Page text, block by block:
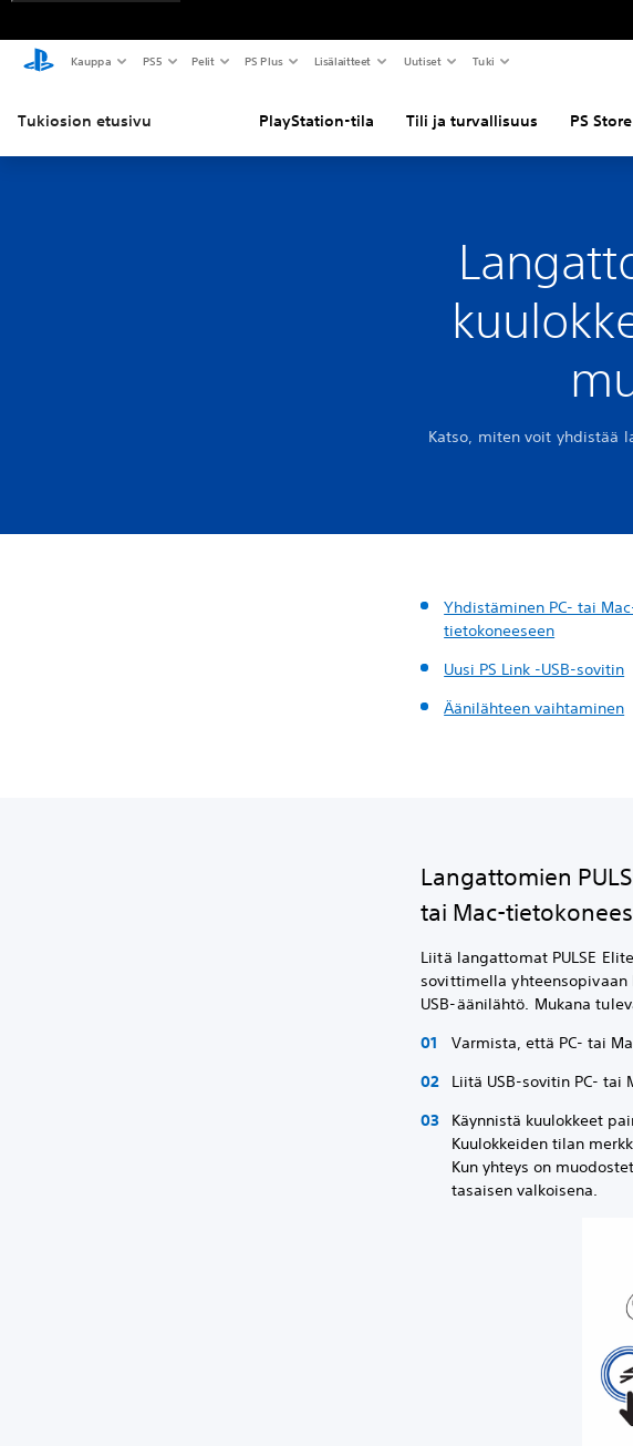
Kauppa PS5 Pelit PS Plus Lisälaitteet Uutiset Tuki
Tukiosion etusivu PlayStation-tila Tili ja turvallisuus PS
Katso, miten voit yhdistää
Yhdistäminen PC- tai
tietokoneeseen
Uusi PS Link -USB-sovitin
Äänilähteen vaihtaminen
Langattomien
tai Mac-
Liitä langattomat PULSE
sovittimella yhteensopivaan
USB-äänilähtö. Mukana
Varmista, että PC- tai
Liitä USB-sovitin PC- tai
Käynnistä kuulokkeet
Kuulokkeiden tilan
Kun yhteys on
tasaisen valkoisena.